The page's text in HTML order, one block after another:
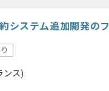
システム追加開発の
ンス)